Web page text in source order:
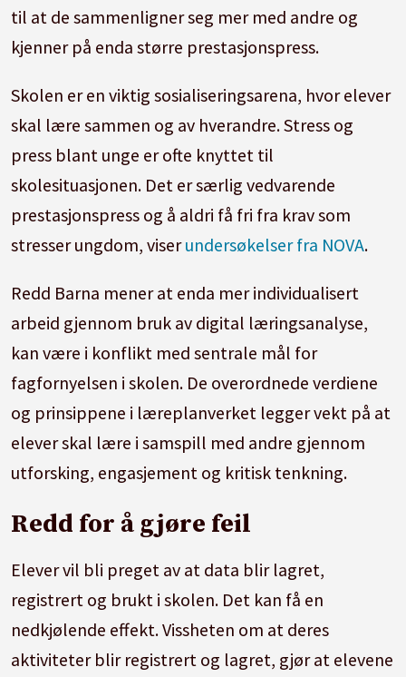
til at de sammenligner seg mer med andre og
kjenner på enda større prestasjonspress.
Skolen er en viktig sosialiseringsarena, hvor elever
skal lære sammen og av hverandre. Stress og
press blant unge er ofte knyttet til
skolesituasjonen. Det er særlig vedvarende
prestasjonspress og å aldri få fri fra krav som
stresser ungdom, viserundersøkelser fra NOVA.
Redd Barna mener at enda mer individualisert
arbeid gjennom bruk av digital læringsanalyse,
kan være i konflikt med sentrale mål for
fagfornyelsen i skolen. De overordnede verdiene
og prinsippene i læreplanverket legger vekt på at
elever skal lære i samspill med andre gjennom
utforsking, engasjement og kritisk tenkning.
Redd for å gjøre feil
Elever vil bli preget av at data blir lagret,
registrert og brukt i skolen. Det kan få en
nedkjølende effekt. Vissheten om at deres
aktiviteter blir registrert og lagret, gjør at elevene